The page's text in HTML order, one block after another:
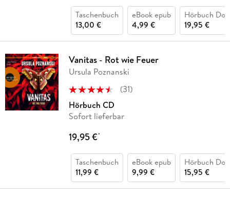
Taschenbuch
13,00 €
eBook epub
4,99 €
Hörbuch
19,95 €
Vanitas - Rot wie Feuer
Ursula Poznanski
(31)
Hörbuch CD
Sofort lieferbar
19,95 €*
Taschenbuch
11,99 €
eBook epub
9,99 €
Hörbuch
15,95 €